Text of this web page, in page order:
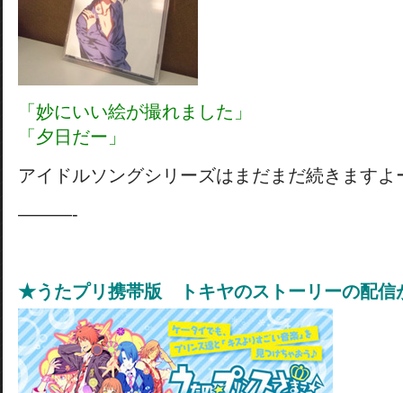
「妙にいい絵が撮れました」
「夕日だー」
アイドルソングシリーズはまだまだ続きますよ
———-
★うたプリ携帯版 トキヤのストーリーの配信